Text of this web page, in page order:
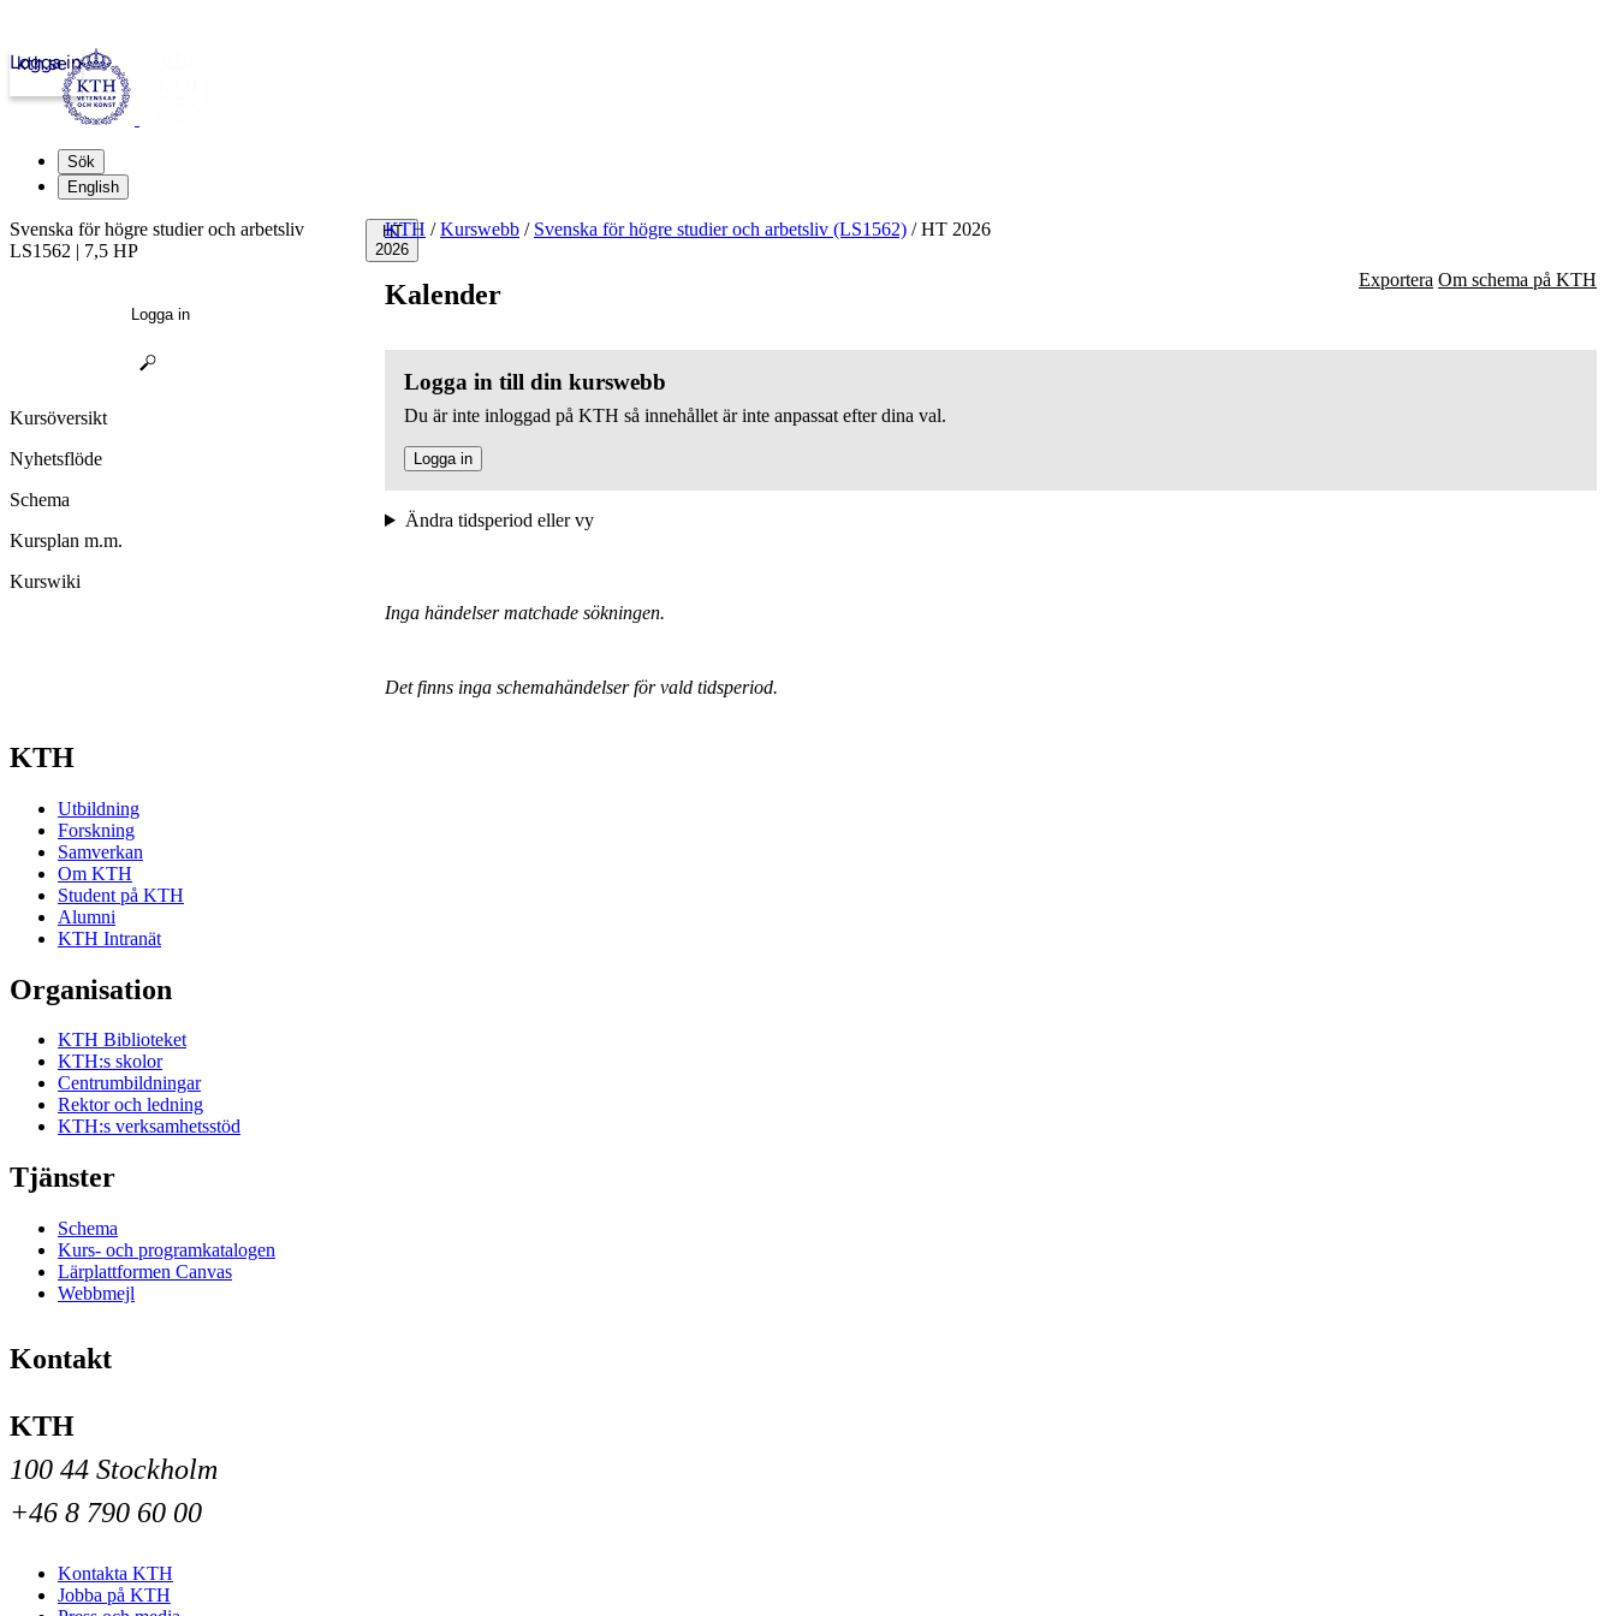
kth.se
Logga in
Sök
English
HT
2026
KTH / Kurswebb / Svenska för högre studier och arbetsliv (LS1562) /HT 2026
Kalender Exportera Om schema på KTH
Logga in till din kurswebb
Du är inte inloggad på KTH så innehållet är inte anpassat efter dina val.
Logga in
Ändra tidsperiod eller vy
Inga händelser matchade sökningen.
Det finns inga schemahändelser för vald tidsperiod.
Svenska för högre studier och arbetsliv
LS1562 | 7,5 HP
Logga in
Kursöversikt
Nyhetsflöde
Schema
Kursplan m.m.
Kurswiki
KTH
Utbildning
Forskning
Samverkan
Om KTH
Student på KTH
Alumni
KTH Intranät
Organisation
KTH Biblioteket
KTH:s skolor
Centrumbildningar
Rektor och ledning
KTH:s verksamhetsstöd
Tjänster
Schema
Kurs- och programkatalogen
Lärplattformen Canvas
Webbmejl
Kontakt
KTH
100 44 Stockholm
+46 8 790 60 00
Kontakta KTH
Jobba på KTH